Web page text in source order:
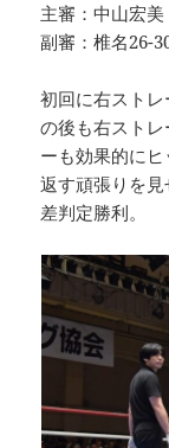
主審：中山宏美
副審：椎名26-
初回に右スト
の後も右スト
ーも効果的に
返す頑張りを
差判定勝利。